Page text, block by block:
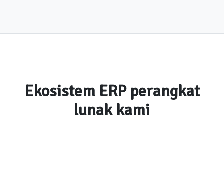
Ekosistem ERP perangkat
lunak kami